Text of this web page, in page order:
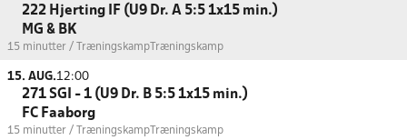
222 Hjerting IF (U9 Dr. A 5:5 1x15 min.)
MG & BK
15 minutter / Træningskamp Træningskamp
15. AUG.12:00
271 SGI - 1 (U9 Dr. B 5:5 1x15 min.)
FC Faaborg
15 minutter / Træningskamp Træningskamp